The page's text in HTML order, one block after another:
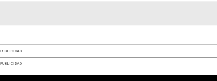
PUBLICIDAD
PUBLICIDAD